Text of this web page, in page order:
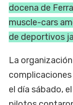
docena de
muscle-cars
de deportivos
La
el día sábado,